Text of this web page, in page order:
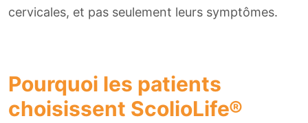
cervicales, et pas seulement leurs symptômes.
Pourquoi les patients
choisissent ScolioLife®